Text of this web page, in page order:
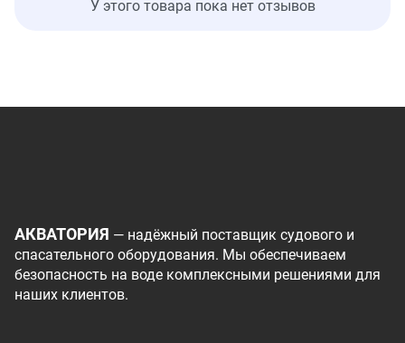
У этого товара пока нет отзывов
АКВАТОРИЯ — надёжный поставщик судового и
спасательного оборудования. Мы обеспечиваем
безопасность на воде комплексными решениями для
наших клиентов.